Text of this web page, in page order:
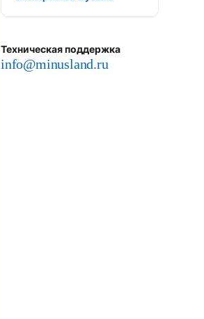
Техническая поддержка
info@minusland.ru